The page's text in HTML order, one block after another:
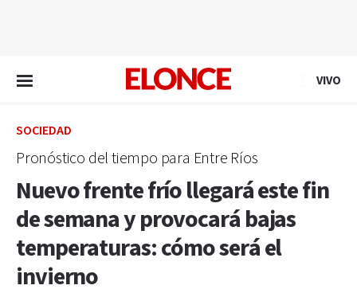
VIVO
SOCIEDAD
Pronóstico del tiempo para Entre Ríos
Nuevo frente frío llegará este fin
de semana y provocará bajas
temperaturas: cómo será el
invierno